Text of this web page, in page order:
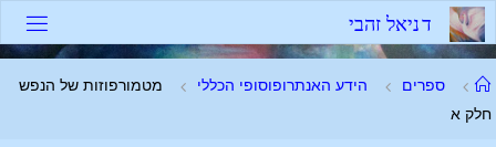
דניאל זהבי
ספרים הידע האנתרופוסופי הכללי
מטמורפוזות של הנפש
חלק א